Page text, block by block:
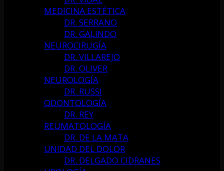
MEDICINA ESTÉTICA
DR. SERRANO
DR. GALINDO
NEUROCIRUGÍA
DR. VILLAREJO
DR. OLIVER
NEUROLOGÍA
DR. RUSSI
ODONTOLOGÍA
DR. REY
REUMATOLOGÍA
DR. DE LA MATA
UNIDAD DEL DOLOR
DR. DELGADO CIDRANES